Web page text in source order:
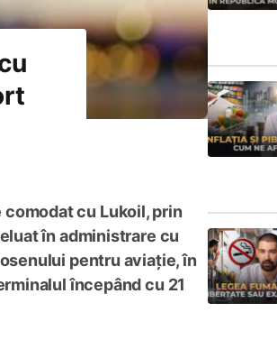
cu Lukoil, prin
în administrare cu
pentru aviație, în
începând cu 21